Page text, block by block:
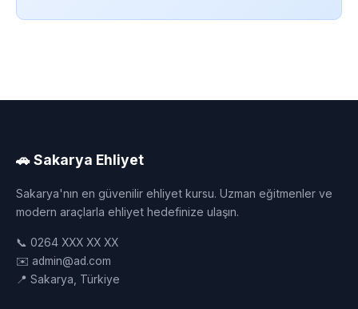
🚗 Sakarya Ehliyet
Sakarya'nın en güvenilir ehliyet kursu. Uzman eğitmenler ve
modern araçlarla ehliyet hedefinize ulaşın.
📞 0264 XXX XX XX
✉️ admin@ad.com
📍 Sakarya, Türkiye